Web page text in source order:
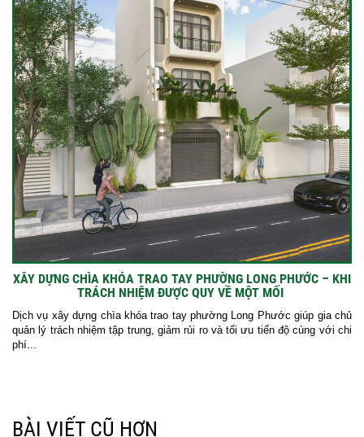
XÂY DỰNG CHÌA KHÓA TRAO TAY PHƯỜNG LONG PHƯỚC – KHI
TRÁCH NHIỆM ĐƯỢC QUY VỀ MỘT MỐI
Dịch vụ xây dựng chìa khóa trao tay phường Long Phước giúp gia chủ
quản lý trách nhiệm tập trung, giảm rủi ro và tối ưu tiến độ cùng với chi
phí...
BÀI VIẾT CŨ HƠN